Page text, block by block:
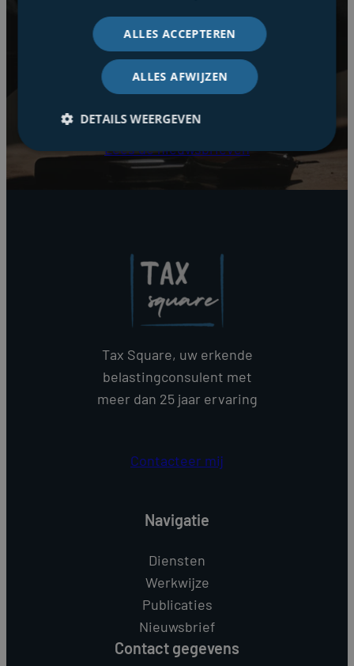
Fiscale wetgeving en praktijk wijzigen
constant en hebben een structurele impact
op uw kosten, opbrengsten en cashflow;
zowel zakelijk als privé. U heeft dus alle belang
bij periodieke relevante tax updates.
Lees de nieuwsbrieven
Tax Square, uw erkende
belastingconsulent met
meer dan 25 jaar ervaring
Contacteer mij
Navigatie
Diensten
Werkwijze
Publicaties
Nieuwsbrief
Contact gegevens
ALLES ACCEPTEREN
ALLES AFWIJZEN
DETAILS WEERGEVEN